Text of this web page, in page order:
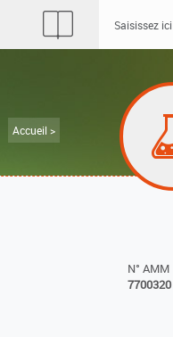
Accueil >
N° AMM
7700320